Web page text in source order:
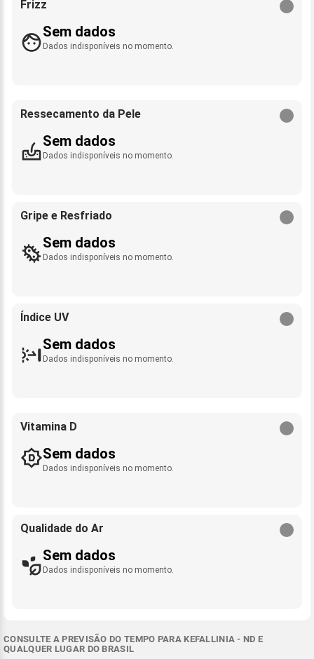
Frizz
Sem dados
Dados indisponíveis no momento.
Ressecamento da Pele
Sem dados
Dados indisponíveis no momento.
Gripe e Resfriado
Sem dados
Dados indisponíveis no momento.
Índice UV
Sem dados
Dados indisponíveis no momento.
Vitamina D
Sem dados
Dados indisponíveis no momento.
Qualidade do Ar
Sem dados
Dados indisponíveis no momento.
CONSULTE A PREVISÃO DO TEMPO PARA KEFALLINIA - ND E
QUALQUER LUGAR DO BRASIL